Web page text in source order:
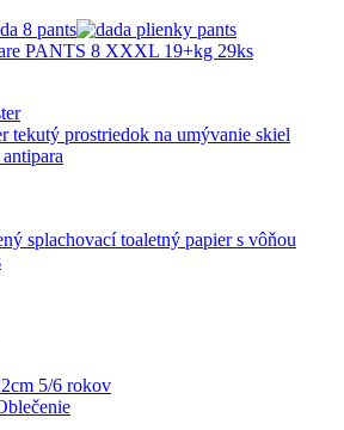
PANTS 8 XXXL 19+kg 29ks
tekutý prostriedok na umývanie skiel
splachovací toaletný papier s vôňou